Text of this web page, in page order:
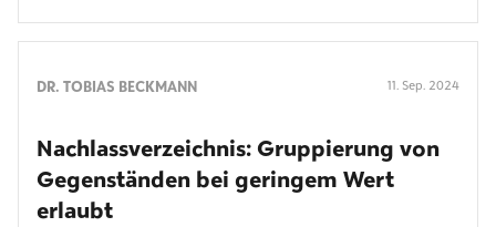
DR. TOBIAS BECKMANN 11. Sep. 2024
Nachlassverzeichnis: Gruppierung von
Gegenständen bei geringem Wert
erlaubt